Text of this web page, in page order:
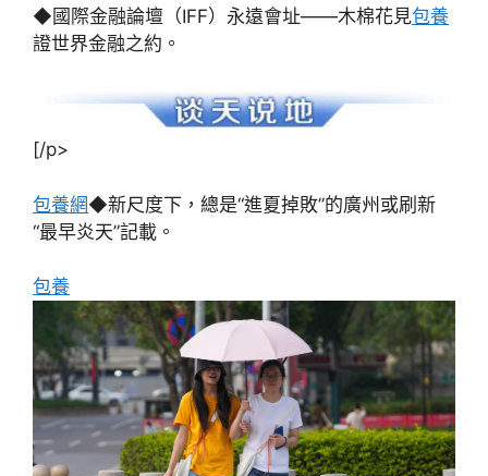
◆國際金融論壇（IFF）永遠會址——木棉花見包養
證世界金融之約。
[/p>
包養網◆新尺度下，總是“進夏掉敗”的廣州或刷新
“最早炎天”記載。
包養